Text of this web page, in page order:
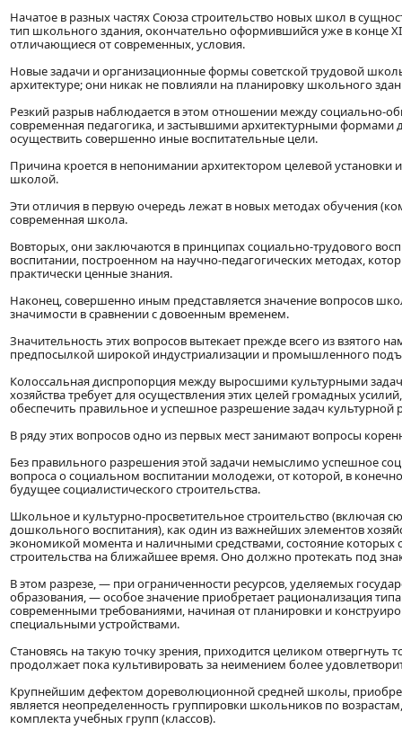
Начатое в разных частях Союза строительство новых школ в
тип школьного здания, окончательно оформившийся уже в конце
отличающиеся от современных, условия.
Новые задачи и организационные формы советской трудовой
архитектуре; они никак не повлияли на планировку школьного
Резкий разрыв наблюдается в этом отношении между социально-
современная педагогика, и застывшими архитектурными
осуществить совершенно иные воспитательные цели.
Причина кроется в непонимании архитектором целевой
школой.
Эти отличия в первую очередь лежат в новых методах обучения
современная школа.
Вовторых, они заключаются в принципах социально-трудового
воспитании, построенном на научно-педагогических методах,
практически ценные знания.
Наконец, совершенно иным представляется значение вопросов
значимости в сравнении с довоенным временем.
Значительность этих вопросов вытекает прежде всего из взятого
предпосылкой широкой индустриализации и промышленного
Колоссальная диспропорция между выросшими культурными
хозяйства требует для осуществления этих целей громадных
обеспечить правильное и успешное разрешение задач культурной
В ряду этих вопросов одно из первых мест занимают вопросы
Без правильного разрешения этой задачи немыслимо успешное
вопроса о социальном воспитании молодежи, от которой, в
будущее социалистического строительства.
Школьное и культурно-просветительное строительство (включая
дошкольного воспитания), как один из важнейших элементов
экономикой момента и наличными средствами, состояние которых
строительства на ближайшее время. Оно должно протекать под
В этом разрезе, — при ограниченности ресурсов, уделяемых
образования, — особое значение приобретает рационализация
современными требованиями, начиная от планировки и
специальными устройствами.
Становясь на такую точку зрения, приходится целиком
продолжает пока культивировать за неимением более
Крупнейшим дефектом дореволюционной средней школы,
является неопределенность группировки школьников по
комплекта учебных групп (классов).